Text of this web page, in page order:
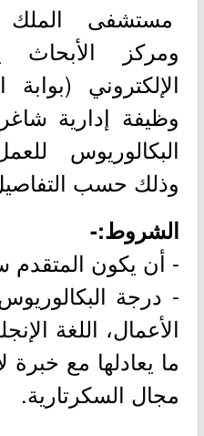
مستشفى
ومركز
الإلكتروني
وظيفة إدارية
البكالوريوس
وذلك حسب
الشروط:-
- أن يكون المتقدم
- درجة
الأعمال، اللغة
ما يعادلها مع
مجال السكرتارية.